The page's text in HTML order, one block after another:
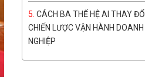
CÁCH BA THẾ HỆ AI THAY ĐỔI
CHIẾN LƯỢC VẬN HÀNH DOANH
NGHIỆP